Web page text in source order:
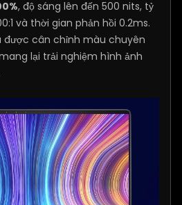
, độ sáng lên đến 500 nits, tỷ
và thời gian phản hồi 0.2ms.
được cân chỉnh màu chuyên
lại trải nghiệm hình ảnh